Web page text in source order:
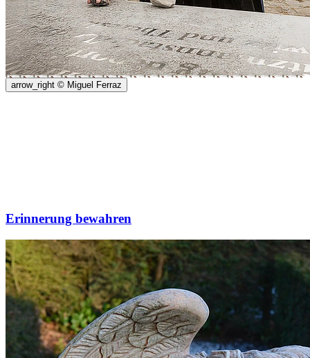
arrow_right © Miguel Ferraz
Erinnerung bewahren